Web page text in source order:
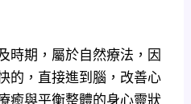
時期，屬於自然療法，因
的，直接進到腦，改善心
癒與平衡整體的身心靈狀